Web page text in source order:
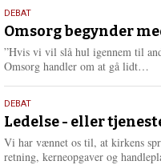
9.
juli
2026
DEBAT
Omsorg begynder
”Hvis vi vil slå hul igennem til
Omsorg handler om at gå lidt…
e
r
e
10.
juni
2026
DEBAT
Ledelse - eller
Vi har vænnet os til, at kirkens
retning, kerneopgaver og